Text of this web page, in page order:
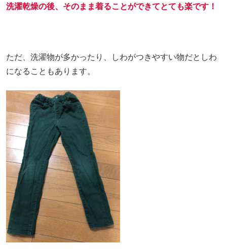
洗濯乾燥の後、そのまま着ることができてとても楽です！
ただ、洗濯物が多かったり、しわがつきやすい物だとしわ
になることもあります。